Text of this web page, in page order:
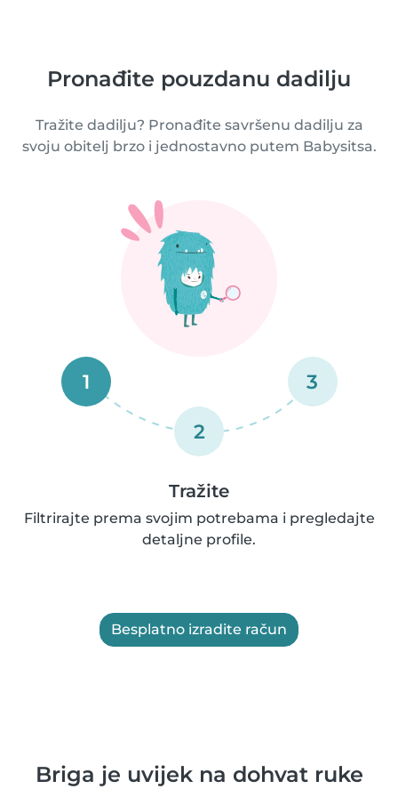
Pronađite pouzdanu dadilju
Tražite dadilju? Pronađite savršenu dadilju za
svoju obitelj brzo i jednostavno putem Babysitsa.
1
2
3
Tražite
Filtrirajte prema svojim potrebama i pregledajte
detaljne profile.
Besplatno izradite račun
Briga je uvijek na dohvat ruke